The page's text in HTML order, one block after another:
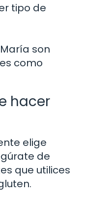
tipo de
son
como
hacer
elige
de
que utilices